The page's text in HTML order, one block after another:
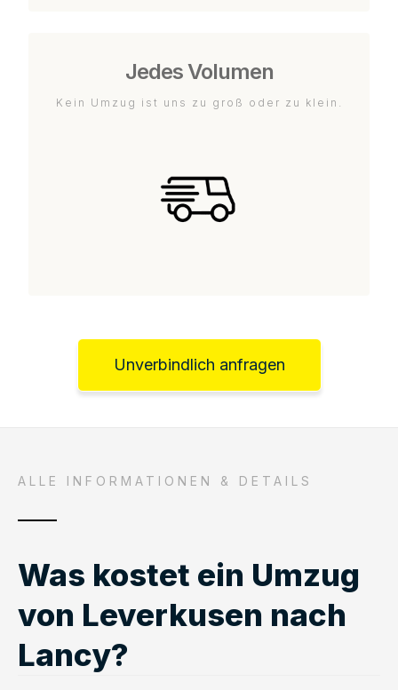
Jedes Volumen
Kein Umzug ist uns zu groß oder zu klein.
Unverbindlich anfragen
ALLE INFORMATIONEN & DETAILS
Was kostet ein Umzug
von Leverkusen nach
Lancy?